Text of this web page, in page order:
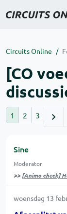
Circuits Online
[CO
1 2 3
Sine
Moderator
>> [Animo check]
woensdag 13